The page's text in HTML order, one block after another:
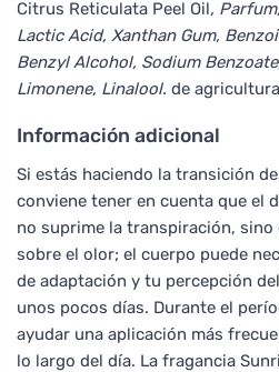
Citrus Reticulata Peel Oil,
Lactic Acid, Xanthan Gum,
Benzyl Alcohol, Sodium
Limonene, Linalool. de
Información adicional
Si estás haciendo la transición
conviene tener en cuenta que el
no suprime la transpiración,
sobre el olor; el cuerpo puede
de adaptación y tu percepción
unos pocos días. Durante el
ayudar una aplicación más
lo largo del día. La fragancia